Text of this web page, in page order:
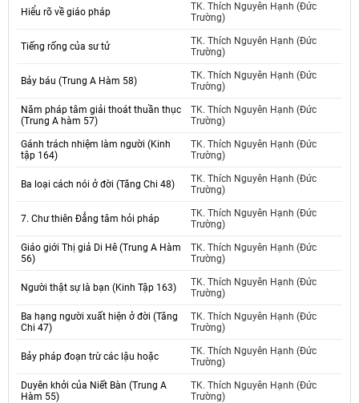
Hiểu rõ về giáo pháp
TK. Thích Nguyên Hạnh (Đức
Trường)
Tiếng rống của sư tử
TK. Thích Nguyên Hạnh (Đức
Trường)
Bảy báu (Trung A Hàm 58)
TK. Thích Nguyên Hạnh (Đức
Trường)
Năm pháp tâm giải thoát thuần thục
(Trung A hàm 57)
TK. Thích Nguyên Hạnh (Đức
Trường)
Gánh trách nhiệm làm người (Kinh
tập 164)
TK. Thích Nguyên Hạnh (Đức
Trường)
Ba loại cách nói ở đời (Tăng Chi 48)
TK. Thích Nguyên Hạnh (Đức
Trường)
7. Chư thiên Đẳng tâm hỏi pháp
TK. Thích Nguyên Hạnh (Đức
Trường)
Giáo giới Thị giả Di Hê (Trung A Hàm
56)
TK. Thích Nguyên Hạnh (Đức
Trường)
Người thật sự là bạn (Kinh Tập 163)
TK. Thích Nguyên Hạnh (Đức
Trường)
Ba hạng người xuất hiện ở đời (Tăng
Chi 47)
TK. Thích Nguyên Hạnh (Đức
Trường)
Bảy pháp đoạn trừ các lậu hoặc
TK. Thích Nguyên Hạnh (Đức
Trường)
Duyên khởi của Niết Bàn (Trung A
Hàm 55)
TK. Thích Nguyên Hạnh (Đức
Trường)